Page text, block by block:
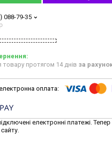
088-79-35
товару протягом 14 днів за
електронні платежі.